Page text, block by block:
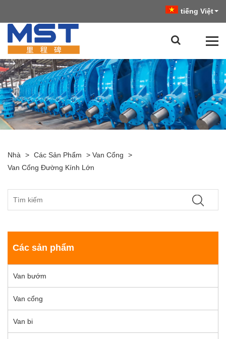
tiếng Việt
Nhà > Các Sản Phẩm > Van Cổng
>
Van Cổng Đường Kính Lớn
Các sản phẩm
Van bướm
Van cổng
Van bi